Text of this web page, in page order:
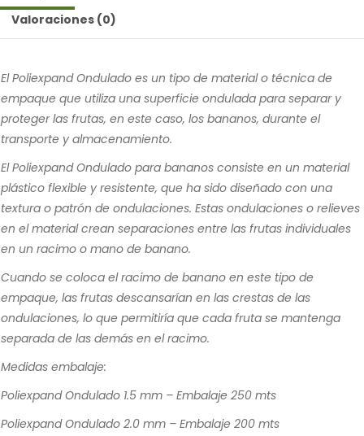
Valoraciones (0)
El Poliexpand Ondulado es un tipo de material o técnica de
empaque que utiliza una superficie ondulada para separar y
proteger las frutas, en este caso, los bananos, durante el
transporte y almacenamiento.
El Poliexpand Ondulado para bananos consiste en un material
plástico flexible y resistente, que ha sido diseñado con una
textura o patrón de ondulaciones. Estas ondulaciones o relieves
en el material crean separaciones entre las frutas individuales
en un racimo o mano de banano.
Cuando se coloca el racimo de banano en este tipo de
empaque, las frutas descansarían en las crestas de las
ondulaciones, lo que permitiría que cada fruta se mantenga
separada de las demás en el racimo.
Medidas embalaje:
Poliexpand Ondulado 1.5 mm – Embalaje 250 mts
Poliexpand Ondulado 2.0 mm – Embalaje 200 mts